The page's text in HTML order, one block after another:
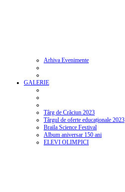
Arhiva Evenimente
GALERIE
Târg de Crăciun 2023
Târgul de oferte educaționale 2023
Braila Science Festival
Album aniversar 150 ani
ELEVI OLIMPICI